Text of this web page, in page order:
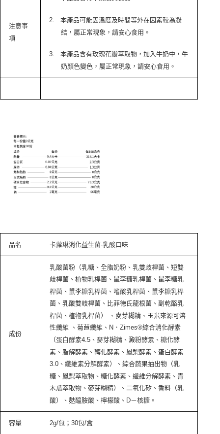
注意事
項
2.
本產品可能因溫度及時間等外在因素較為凝
結，屬正常現象，請安心食用。
3.
本產品含有玫瑰花瓣萃取物，加入牛奶中，牛
奶顏色變色，屬正常現象，請安心食用。
品名 卡蘿琳消化益生菌-乳酸口味
成份
乳酸菌粉（乳糖、全脂奶粉、乳雙歧桿菌、短雙
歧桿菌、植物乳桿菌、鼠李糖乳桿菌、鼠李糖乳
桿菌、鼠李糖乳桿菌、嗜酸乳桿菌、鼠李糖乳桿
菌、乳酸雙岐桿菌、比菲徳氏龍根菌、副乾酪乳
桿菌、植物乳桿菌） 、麥芽糊精、玉米來源可溶
性纖維 、菊苣纖維、N．Zimes®綜合消化酵素
（蛋白酵素4.5、麥芽糊精、澱粉酵素、糖化酵
素、脂解酵素、轉化酵素、鳳梨酵素、蛋白酵素
3.0、纖維素分解酵素）、綜合蔬果抽出物（乳
糖、鳳梨萃取物、糖化酵素、纖維分解酵素、青
木瓜萃取物、麥芽糊精）、二氧化矽、香料（乳
酸）、麩醯胺酸、檸檬酸、D－核糖。
容量 2g/包；30包/盒